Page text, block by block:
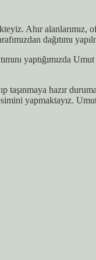
Ahır alanlarımız,
dağıtımı
yaptığımızda
taşınmaya hazır
yapmaktayız.